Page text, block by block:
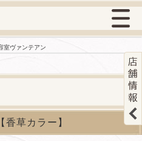
室ヴァンテアン
草カラー】